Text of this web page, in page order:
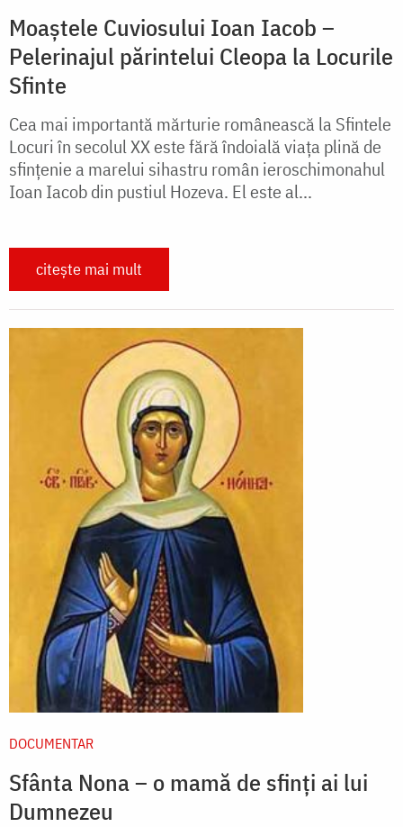
Moaștele Cuviosului Ioan Iacob –
Pelerinajul părintelui Cleopa la Locurile
Sfinte
Cea mai importantă mărturie românească la Sfintele
Locuri în secolul XX este fără îndoială viața plină de
sfințenie a marelui sihastru român ieroschimonahul
Ioan Iacob din pustiul Hozeva. El este al...
citește mai mult
DOCUMENTAR
Sfânta Nona – o mamă de sfinți ai lui
Dumnezeu